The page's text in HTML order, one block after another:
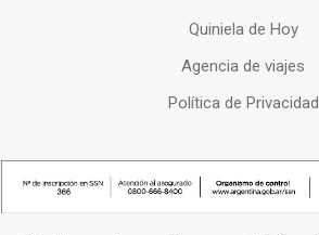
Quiniela de Hoy
Agencia de viajes
Política de Privacidad